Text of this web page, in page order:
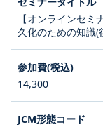
【オンラインセ
久化のための知識(
14,300